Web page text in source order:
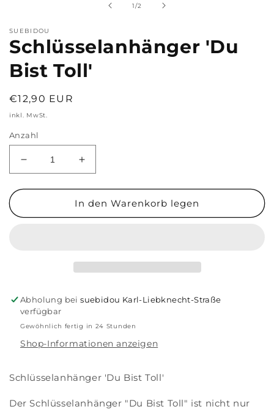
1/von
2
SUEBIDOU
Schlüsselanhänger 'Du
Bist Toll'
Normaler
Preis
€12,90 EUR
inkl. MwSt.
Anzahl
Verringere
die
Menge
Schlüsselanhänger
Erhöhe
die
Menge
für
Schlüsselanhänger
In den Warenkorb legen
Abholung beisuebidou Karl-Liebknecht-Straße
verfügbar
Gewöhnlich fertig in 24 Stunden
Shop-Informationen anzeigen
Schlüsselanhänger 'Du Bist Toll'
Der Schlüsselanhänger "Du Bist Toll" ist nicht nur